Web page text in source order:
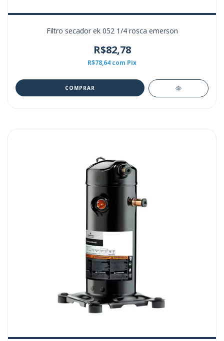
Filtro secador ek 052 1/4 rosca emerson
R$82,78
R$78,64 com Pix